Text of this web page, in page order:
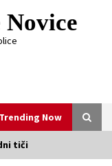
Novice
Trending Now
tiči